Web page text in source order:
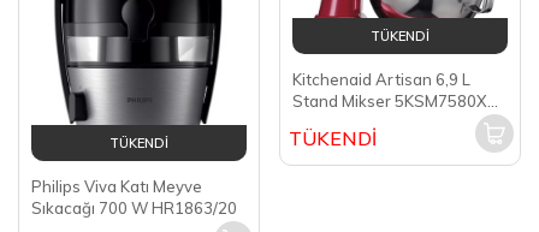
TÜKENDİ
Philips Viva Katı Meyve
Sıkacağı 700 W HR1863/20
TÜKENDİ
Kitchenaid Artisan 6,9 L
Stand Mikser 5KSM7580X
TÜKENDİ